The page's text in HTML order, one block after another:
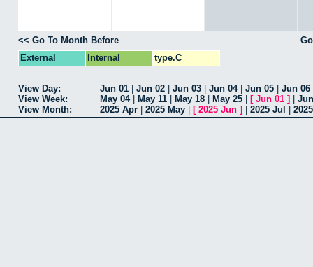
<< Go To Month Before
External
Internal type.C
View Day: Jun 01 Jun 02 Jun 03 Jun 04| Jun 05 Jun 06
View Week:
May 04| May 11 May 18 May 25 [ Jun 01 ]
View Month:
2025 Apr 2025 May [ 2025 Jun ] 2025 Jul